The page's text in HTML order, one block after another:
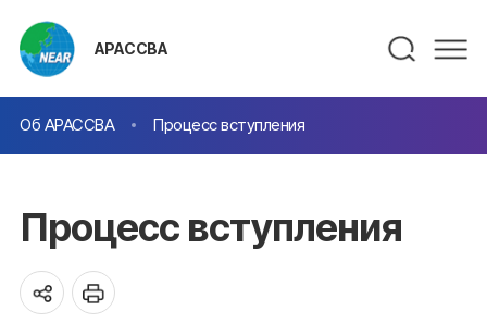
АРАССВА
Об АРАССВА Процесс вступления
Процесс вступления